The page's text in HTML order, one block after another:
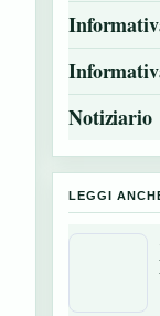
Notiziario
LEGGI